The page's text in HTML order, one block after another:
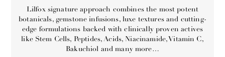
Lilfox signature approach combines the most potent
botanicals, gemstone infusions, luxe textures and cutting-
edge formulations backed with clinically proven actives
like Stem Cells, Peptides, Acids, Niacinamide, Vitamin C,
Bakuchiol and many more…